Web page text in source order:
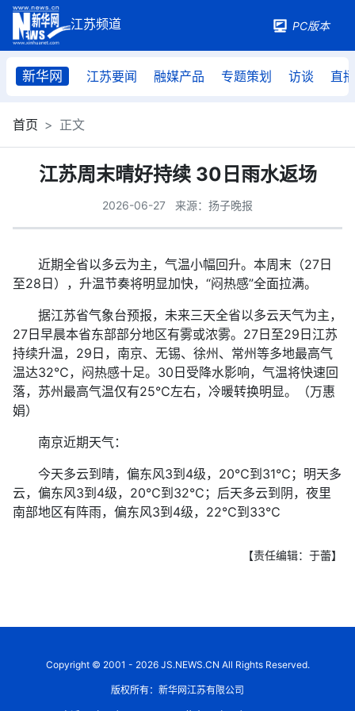
PC版本
新华网 江苏要闻 融媒产品 专题策划 访谈 直播
首页 正文
江苏周末晴好持续 30日雨水返场
2026-06-27 来源：扬子晚报
近期全省以多云为主，气温小幅回升。本周末（27日
至28日），升温节奏将明显加快，“闷热感”全面拉满。
据江苏省气象台预报，未来三天全省以多云天气为主，
27日早晨本省东部部分地区有雾或浓雾。27日至29日江苏
持续升温，29日，南京、无锡、徐州、常州等多地最高气
温达32℃，闷热感十足。30日受降水影响，气温将快速回
落，苏州最高气温仅有25℃左右，冷暖转换明显。（万惠
娟）
南京近期天气：
今天多云到晴，偏东风3到4级，20℃到31℃；明天多
云，偏东风3到4级，20℃到32℃；后天多云到阴，夜里
南部地区有阵雨，偏东风3到4级，22℃到33℃
【责任编辑：于蕾】
Copyright © 2001 - 2026 JS.NEWS.CN All Rights Reserved.
版权所有：新华网江苏有限公司